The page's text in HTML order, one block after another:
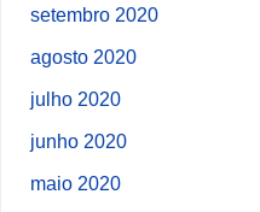
setembro 2020
agosto 2020
julho 2020
junho 2020
maio 2020